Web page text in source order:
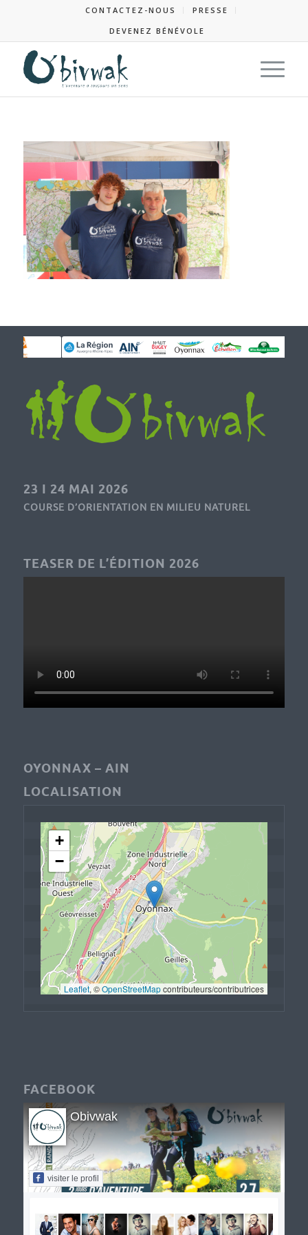
CONTACTEZ-NOUS
PRESSE
DEVENEZ BÉNÉVOLE
23 I 24 MAI 2026
COURSE D’ORIENTATION EN MILIEU NATUREL
TEASER DE L’ÉDITION 2026
OYONNAX – AIN
LOCALISATION
+
−
Leaflet, © OpenStreetMap contributeurs/contributrices
FACEBOOK
Obivwak
visiter le profil